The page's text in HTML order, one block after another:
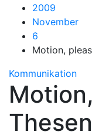
2009
November
6
Motion,
Kommunikation